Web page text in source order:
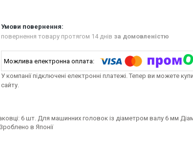
повернення товару протягом 14 днів за домовленістю
У компанії підключені електронні платежі. Тепер ви можете
сайту.
6 шт. Для машинних головок із діаметром валу 6 мм
в Японії